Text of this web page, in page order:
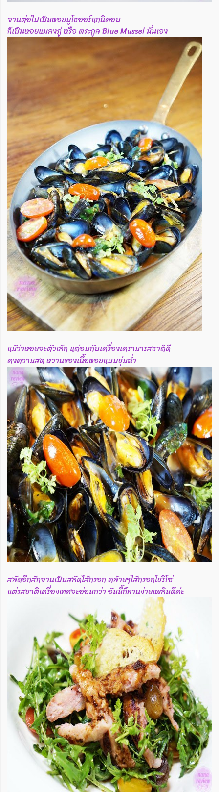
จานต่อไปเป็นหอยบูโชออร์แกนิคอบ
ก็เป็นหอยแมลงภู่ หรือ ตระกูล Blue Mussel นั่นเอง
แม้ว่าหอยจะตัวเล็ก แต่อบกับเครื่องเครามารสชาติดี
คงความสด หวานของเนื้อหอยแบบชุ่มฉ่ำ
สลัดอีกสักจานเป็นสลัดไส้กรอก คล้ายๆไส้กรอกโชริโซ่
แต่รสชาติเครื่องเทศจะอ่อนกว่า อันนี้ก็ทานง่ายเพลินดีค่ะ